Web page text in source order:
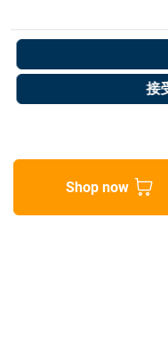
接
(SEL+LEL)
Art. No. 02073567
Unit of measure : Piece
Shop now